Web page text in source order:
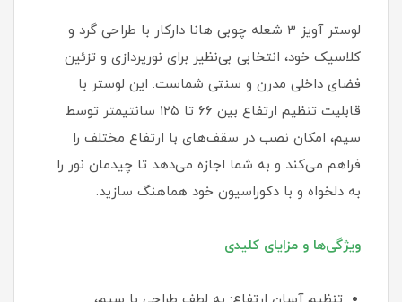
لوستر آویز 3 شعله چوبی هانا دارکار با طراحی گرد و
کلاسیک خود، انتخابی بی‌نظیر برای نورپردازی و تزئین
فضای داخلی مدرن و سنتی شماست. این لوستر با
قابلیت تنظیم ارتفاع بین ۶۶ تا ۱۲۵ سانتیمتر توسط
سیم، امکان نصب در سقف‌های با ارتفاع مختلف را
فراهم می‌کند و به شما اجازه می‌دهد تا چیدمان نور را
به دلخواه و با دکوراسیون خود هماهنگ سازید.
ویژگی‌ها و مزایای کلیدی